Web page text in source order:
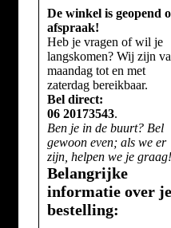
De winkel is geopend
afspraak!
Heb je vragen of wil je
langskomen? Wij zijn
maandag tot en met
zaterdag bereikbaar.
Bel direct:
06 20173543.
Ben je in de buurt? Bel
gewoon even; als we er
zijn, helpen we je graag!
Belangrijke
informatie over je
bestelling: